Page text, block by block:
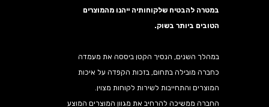
במטרה להבטיח שלקוחותיה ייהנו מהמוצרים
הטובים ביותר בשוק.
במהלך השנים, הנסיך הקטן ביססה את מעמדה
כחברה מובילה בתחום, בזכות הקפדה על איכות
המוצרים והתחייבות לשירות לקוחות מצוין.
החברה ממשיכה להרחיב את מגוון המוצרים המוצע